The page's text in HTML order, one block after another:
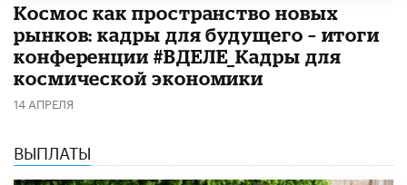
Космос как пространство новых
рынков: кадры для будущего – итоги
конференции #ВДЕЛЕ_Кадры для
космической экономики
14 АПРЕЛЯ
ВЫПЛАТЫ